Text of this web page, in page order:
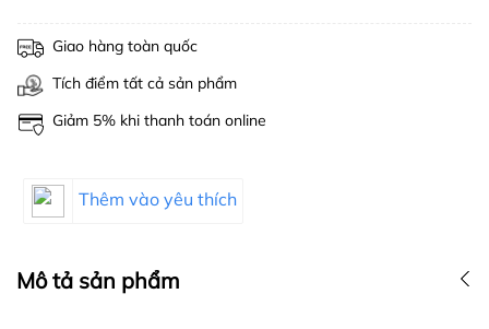
Giao hàng toàn quốc
Tích điểm tất cả sản phẩm
Giảm 5% khi thanh toán online
Thêm vào yêu thích
Mô tả sản phẩm